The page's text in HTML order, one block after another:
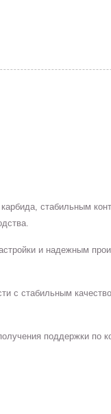
стабильным
и надежным
с стабильным
поддержки по